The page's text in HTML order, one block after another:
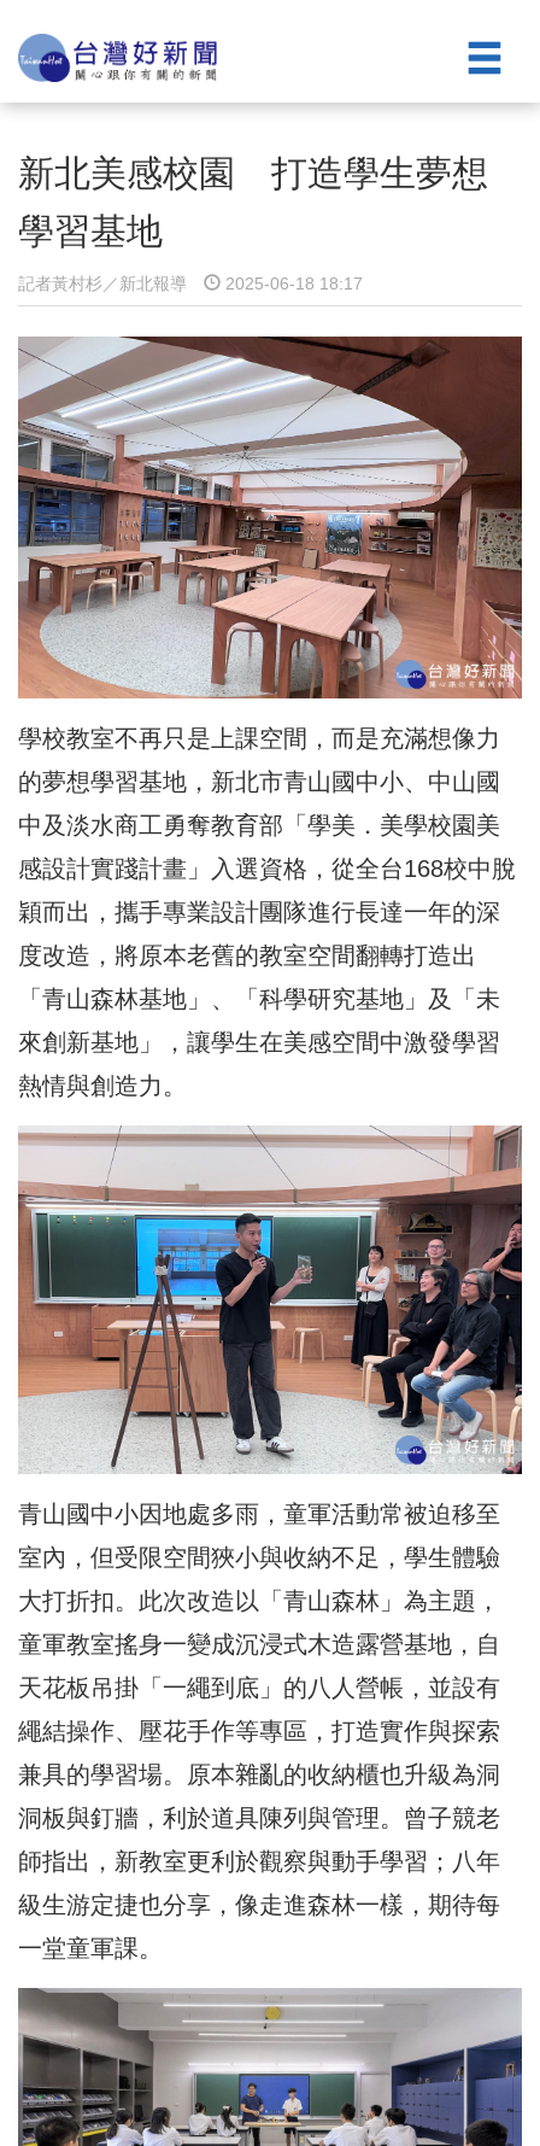
新北美感校園 打造學生夢想
學習基地
記者黃村杉／新北報導 2025-06-18 18:17
學校教室不再只是上課空間，而是充滿想像力
的夢想學習基地，新北市青山國中小、中山國
中及淡水商工勇奪教育部「學美．美學校園美
感設計實踐計畫」入選資格，從全台168校中脫
穎而出，攜手專業設計團隊進行長達一年的深
度改造，將原本老舊的教室空間翻轉打造出
「青山森林基地」、「科學研究基地」及「未
來創新基地」，讓學生在美感空間中激發學習
熱情與創造力。
青山國中小因地處多雨，童軍活動常被迫移至
室內，但受限空間狹小與收納不足，學生體驗
大打折扣。此次改造以「青山森林」為主題，
童軍教室搖身一變成沉浸式木造露營基地，自
天花板吊掛「一繩到底」的八人營帳，並設有
繩結操作、壓花手作等專區，打造實作與探索
兼具的學習場。原本雜亂的收納櫃也升級為洞
洞板與釘牆，利於道具陳列與管理。曾子競老
師指出，新教室更利於觀察與動手學習；八年
級生游定捷也分享，像走進森林一樣，期待每
一堂童軍課。